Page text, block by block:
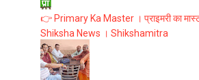
👉 Primary Ka Master । प्राइमरी का
Shiksha News । Shikshamitra